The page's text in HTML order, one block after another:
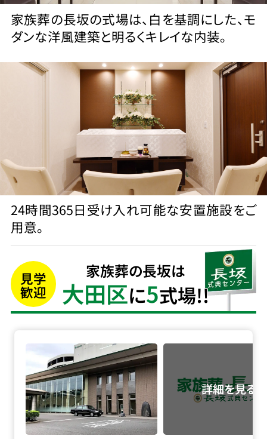
家族葬の長坂の式場は、白を基調にした、モ
ダンな洋風建築と明るくキレイな内装。
24時間365日受け入れ可能な安置施設をご
用意。
見学
歓迎
家族葬の長坂は
大田区に5式場!!